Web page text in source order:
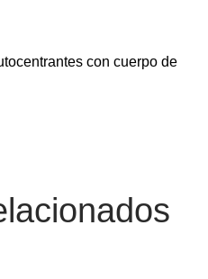
con cuerpo de